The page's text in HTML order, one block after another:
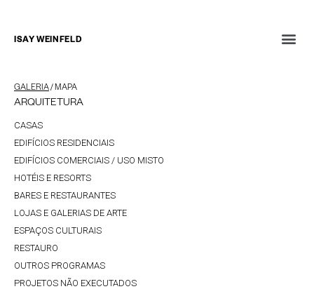
ISAY WEINFELD
GALERIA/MAPA
ARQUITETURA
CASAS
EDIFÍCIOS RESIDENCIAIS
EDIFÍCIOS COMERCIAIS / USO MISTO
HOTÉIS E RESORTS
BARES E RESTAURANTES
LOJAS E GALERIAS DE ARTE
ESPAÇOS CULTURAIS
RESTAURO
OUTROS PROGRAMAS
PROJETOS NÃO EXECUTADOS